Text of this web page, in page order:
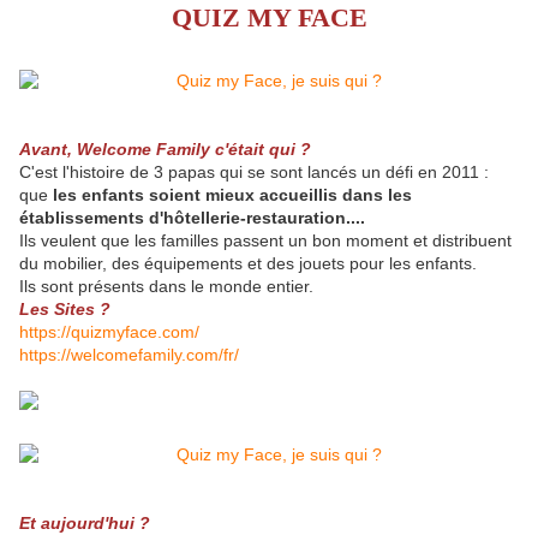
QUIZ MY FACE
Avant, Welcome Family c'était qui ?
C'est l'histoire de 3 papas qui se sont lancés un défi en 2011 :
que les enfants soient mieux accueillis dans les
établissements d'hôtellerie-restauration....
Ils veulent que les familles passent un bon moment et distribuent
du mobilier, des équipements et des jouets pour les enfants.
Ils sont présents dans le monde entier.
Les Sites ?
https://quizmyface.com/
https://welcomefamily.com/fr/
Et aujourd'hui ?